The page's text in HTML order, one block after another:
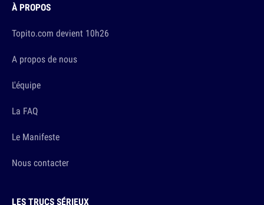
À PROPOS
Topito.com devient 10h26
A propos de nous
L'équipe
La FAQ
Le Manifeste
Nous contacter
LES TRUCS SÉRIEUX